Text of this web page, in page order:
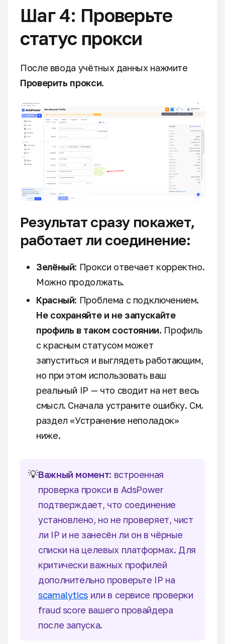
Шаг 4: Проверьте
статус прокси
После ввода учётных данных нажмите
Проверить прокси.
Результат сразу покажет,
работает ли соединение:
Зелёный: Прокси отвечает корректно.
Можно продолжать.
Красный: Проблема с подключением.
Не сохраняйте и не запускайте
профиль в таком состоянии. Профиль
с красным статусом может
запуститься и выглядеть работающим,
но при этом использовать ваш
реальный IP — что сводит на нет весь
смысл. Сначала устраните ошибку. См.
раздел «Устранение неполадок»
ниже.
💡Важный момент: встроенная
проверка прокси в AdsPower
подтверждает, что соединение
установлено, но не проверяет, чист
ли IP и не занесён ли он в чёрные
списки на целевых платформах. Для
критически важных профилей
дополнительно проверьте IP на
scamalytics или в сервисе проверки
fraud score вашего провайдера
после запуска.